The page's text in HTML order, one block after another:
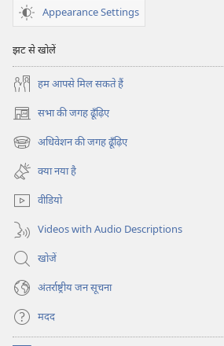
Appearance Settings
झट से खोलें
हम आपसे मिल सकते हैं
सभा की जगह ढूँढ़िए
(opens
new
window)
अधिवेशन की जगह ढूँढ़िए
(opens
new
window)
क्या नया है
वीडियो
Videos with Audio Descriptions
खोजें
अंतर्राष्ट्रीय जन सूचना
मदद